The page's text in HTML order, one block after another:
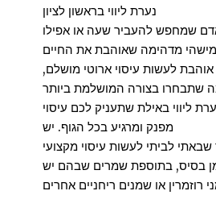
נערת ליווי בראשון לציון
שמחפש להעביר שעה או אפילו
לעשות עיסוי ארוטי מושלם,
ליווי באילת שתעניק לכם עיסוי
מפנק ומרגיע בכל הגוף. יש
בסיס, בתוספת שמרים שבהם יש